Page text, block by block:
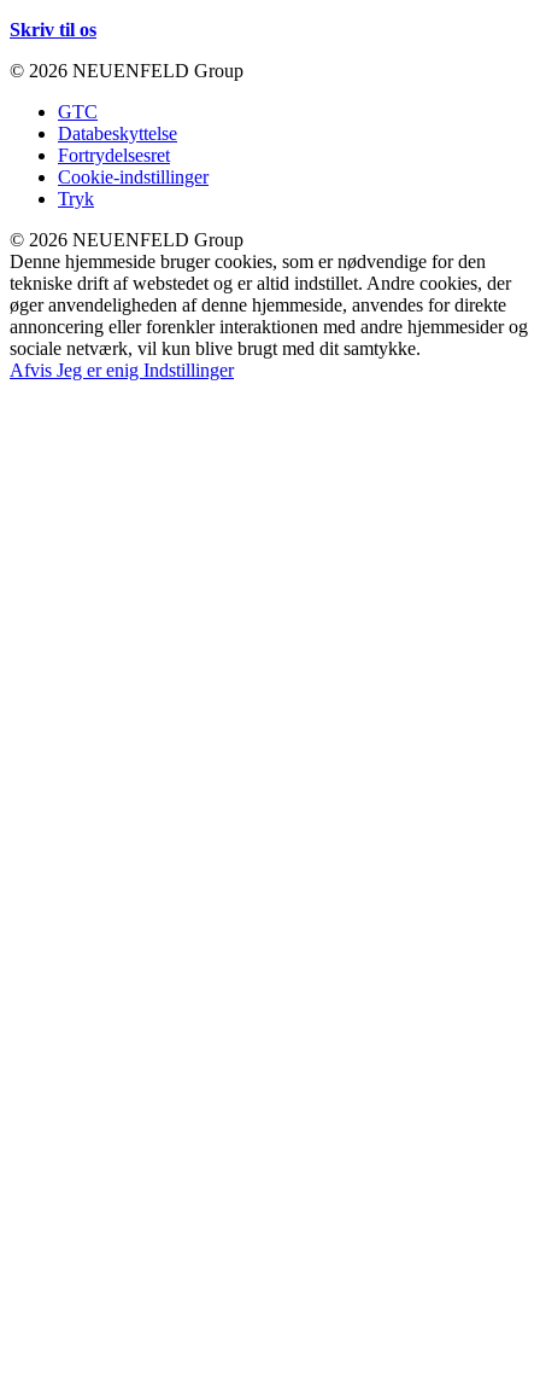
Skriv til os
© 2026 NEUENFELD Group
GTC
Databeskyttelse
Fortrydelsesret
Cookie-indstillinger
Tryk
© 2026 NEUENFELD Group
Denne hjemmeside bruger cookies, som er nødvendige for den
tekniske drift af webstedet og er altid indstillet. Andre cookies, der
øger anvendeligheden af denne hjemmeside, anvendes for direkte
annoncering eller forenkler interaktionen med andre hjemmesider og
sociale netværk, vil kun blive brugt med dit samtykke.
Afvis Jeg er enig Indstillinger